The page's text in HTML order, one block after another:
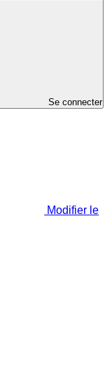
Se connecter
Modifier le